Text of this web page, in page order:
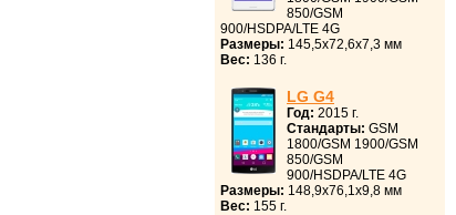
850/GSM
900/HSDPA/LTE 4G
Размеры: 145,5x72,6x7,3 мм
Вес: 136 г.
LG G4
Год: 2015 г.
Стандарты: GSM
1800/GSM 1900/GSM
850/GSM
900/HSDPA/LTE 4G
Размеры: 148,9x76,1x9,8 мм
Вес: 155 г.